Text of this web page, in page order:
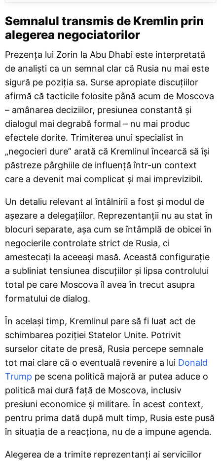
Semnalul transmis de Kremlin prin
alegerea negociatorilor
Prezența lui Zorin la Abu Dhabi este interpretată
de analiști ca un semnal clar că Rusia nu mai este
sigură pe poziția sa. Surse apropiate discuțiilor
afirmă că tacticile folosite până acum de Moscova
– amânarea deciziilor, presiunea constantă și
dialogul mai degrabă formal – nu mai produc
efectele dorite. Trimiterea unui specialist în
„negocieri dure” arată că Kremlinul încearcă să își
păstreze pârghiile de influență într-un context
care a devenit mai complicat și mai imprevizibil.
Un detaliu relevant al întâlnirii a fost și modul de
așezare a delegațiilor. Reprezentanții nu au stat în
blocuri separate, așa cum se întâmplă de obicei în
negocierile controlate strict de Rusia, ci
amestecați la aceeași masă. Această configurație
a subliniat tensiunea discuțiilor și lipsa controlului
total pe care Moscova îl avea în trecut asupra
formatului de dialog.
În același timp, Kremlinul pare să fi luat act de
schimbarea poziției Statelor Unite. Potrivit
surselor citate de presă, Rusia percepe semnale
tot mai clare că o eventuală revenire a lui Donald
Trump pe scena politică majoră ar putea aduce o
politică mai dură față de Moscova, inclusiv
presiuni economice și militare. În acest context,
pentru prima dată după mult timp, Rusia este pusă
în situația de a reacționa, nu de a impune agenda.
Alegerea de a trimite reprezentanți ai serviciilor